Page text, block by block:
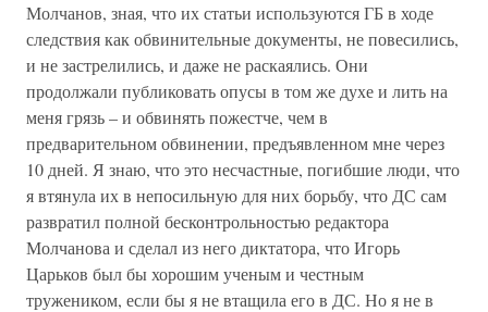
Молчанов, зная, что их статьи используются ГБ в ходе
следствия как обвинительные документы, не повесились,
и не застрелились, и даже не раскаялись. Они
продолжали публиковать опусы в том же духе и лить на
меня грязь – и обвинять пожестче, чем в
предварительном обвинении, предъявленном мне через
10 дней. Я знаю, что это несчастные, погибшие люди, что
я втянула их в непосильную для них борьбу, что ДС сам
развратил полной бесконтрольностью редактора
Молчанова и сделал из него диктатора, что Игорь
Царьков был бы хорошим ученым и честным
тружеником, если бы я не втащила его в ДС. Но я не в